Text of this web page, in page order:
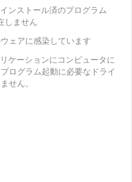
ンストール済のプログラム
しません
ェアに感染しています
ケーションにコンピュータに
ログラム起動に必要なドライ
せん。